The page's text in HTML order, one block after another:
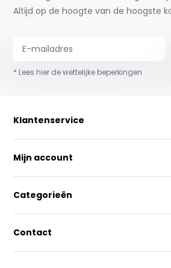
Altijd op de hoogte van de hoogste
* Lees hier de wettelijke beperkingen
Klantenservice
Mijn account
Categorieën
Contact